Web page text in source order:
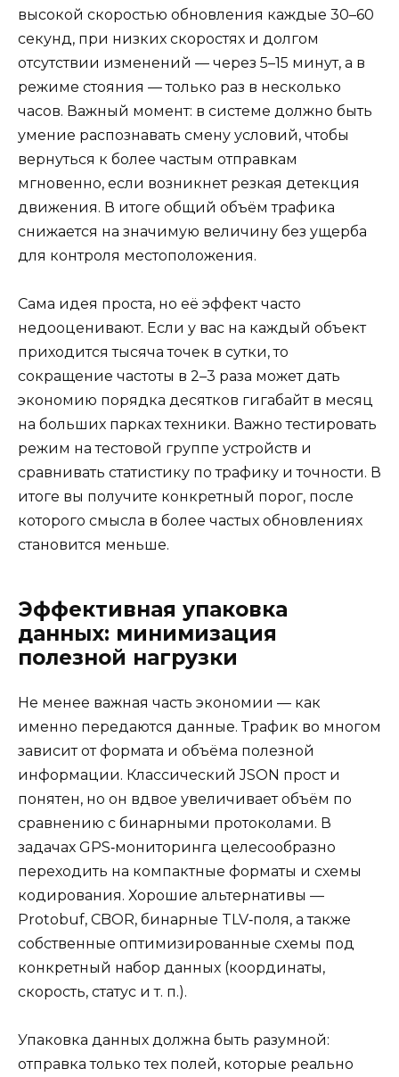
высокой скоростью обновления каждые 30–60
секунд, при низких скоростях и долгом
отсутствии изменений — через 5–15 минут, а в
режиме стояния — только раз в несколько
часов. Важный момент: в системе должно быть
умение распознавать смену условий, чтобы
вернуться к более частым отправкам
мгновенно, если возникнет резкая детекция
движения. В итоге общий объём трафика
снижается на значимую величину без ущерба
для контроля местоположения.
Сама идея проста, но её эффект часто
недооценивают. Если у вас на каждый объект
приходится тысяча точек в сутки, то
сокращение частоты в 2–3 раза может дать
экономию порядка десятков гигабайт в месяц
на больших парках техники. Важно тестировать
режим на тестовой группе устройств и
сравнивать статистику по трафику и точности. В
итоге вы получите конкретный порог, после
которого смысла в более частых обновлениях
становится меньше.
Эффективная упаковка
данных: минимизация
полезной нагрузки
Не менее важная часть экономии — как
именно передаются данные. Трафик во многом
зависит от формата и объёма полезной
информации. Классический JSON прост и
понятен, но он вдвое увеличивает объём по
сравнению с бинарными протоколами. В
задачах GPS‑мониторинга целесообразно
переходить на компактные форматы и схемы
кодирования. Хорошие альтернативы —
Protobuf, CBOR, бинарные TLV‑поля, а также
собственные оптимизированные схемы под
конкретный набор данных (координаты,
скорость, статус и т. п.).
Упаковка данных должна быть разумной:
отправка только тех полей, которые реально